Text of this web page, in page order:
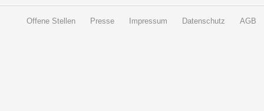
Offene Stellen Presse Impressum Datenschutz AGB